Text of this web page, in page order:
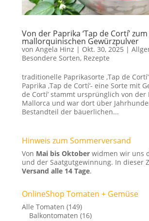
Von der Paprika ‘Tap de Cortí’
mallorquinischen Gewürzpulver
von Angela Hinz | Okt. 30, 2025 |
Besondere Sorten, Rezepte
traditionelle Paprikasorte ‚Tap de
Paprika ‚Tap de Cortí‘- eine Sorte mit
de Cortí’ stammt ursprünglich von der
Mallorca und war dort über
Bestandteil der bäuerlichen...
Hinweis zum Sommerversand
Von Mai bis Oktoberwidmen wir uns
und der Saatgutgewinnung. In dieser
Versand alle 14 Tage.
OnlineShop Tomaten + Gemüse
Alle Tomaten (149)
Balkontomaten (16)